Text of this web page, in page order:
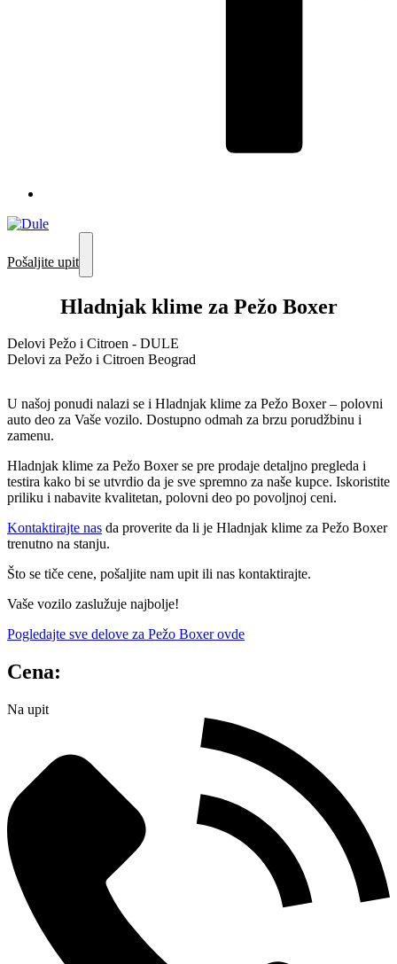
Pošaljite upit
Hladnjak klime za Pežo Boxer
Delovi Pežo i Citroen - DULE
Delovi za Pežo i Citroen Beograd
U našoj ponudi nalazi se i Hladnjak klime za Pežo Boxer – polovni
auto deo za Vaše vozilo. Dostupno odmah za brzu porudžbinu i
zamenu.
Hladnjak klime za Pežo Boxer se pre prodaje detaljno pregleda i
testira kako bi se utvrdio da je sve spremno za naše kupce. Iskoristite
priliku i nabavite kvalitetan, polovni deo po povoljnoj ceni.
Kontaktirajte nas da proverite da li je Hladnjak klime za Pežo Boxer
trenutno na stanju.
Što se tiče cene, pošaljite nam upit ili nas kontaktirajte.
Vaše vozilo zaslužuje najbolje!
Pogledajte sve delove za Pežo Boxer ovde
Cena:
Na upit